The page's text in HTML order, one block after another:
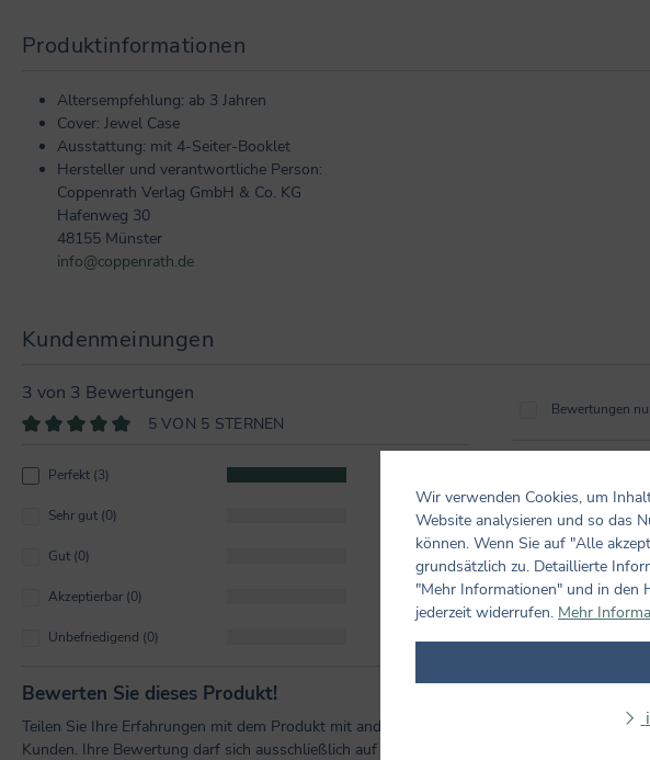
Produktinformationen
Altersempfehlung: ab 3 Jahren
Cover: Jewel Case
Ausstattung: mit 4-Seiter-Booklet
Hersteller und verantwortliche Person:
Coppenrath Verlag GmbH & Co. KG
Hafenweg 30
48155 Münster
info@coppenrath.de
Kundenmeinungen
3 von 3 Bewertungen
5 VON 5 STERNEN
Perfekt (3)
Sehr gut (0)
Gut (0)
Akzeptierbar (0)
Unbefriedigend (0)
Bewerten Sie dieses Produkt!
Teilen Sie Ihre Erfahrungen mit dem Produkt mit anderen
Kunden. Ihre Bewertung darf sich ausschließlich auf Produkte
Bewertungen
24. August 2020 08:01
Bewertung mit 5
Schöne CD mit
Wir haben jetzt in
Tochter (4 Jahre)
ausmacht: Jede
Wir verwenden Cookies, um
Website analysieren und so das
können. Wenn Sie auf "Alle
grundsätzlich zu. Detaillierte
"Mehr Informationen" und in den
jederzeit widerrufen. Mehr